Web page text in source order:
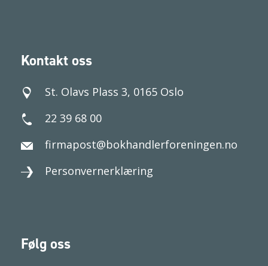
Kontakt oss
St. Olavs Plass 3, 0165 Oslo
22 39 68 00
firmapost@bokhandlerforeningen.no
Personvernerklæring
Følg oss